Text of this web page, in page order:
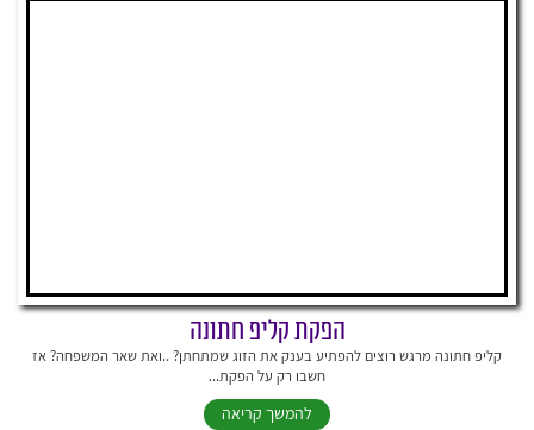
הפקת קליפ חתונה
קליפ חתונה מרגש רוצים להפתיע בענק את הזוג שמתחתן? ..ואת שאר המשפחה? אז
חשבו רק על הפקת...
להמשך קריאה